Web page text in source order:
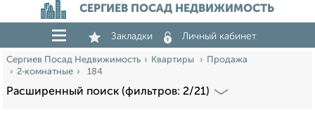
СЕРГИЕВ ПОСАД НЕДВИЖИМОСТЬ
Закладки Личный кабинет
Сергиев Посад Недвижимость Квартиры
Продажа
2‑комнатные
184
Расширенный поиск (фильтров: 2/21)